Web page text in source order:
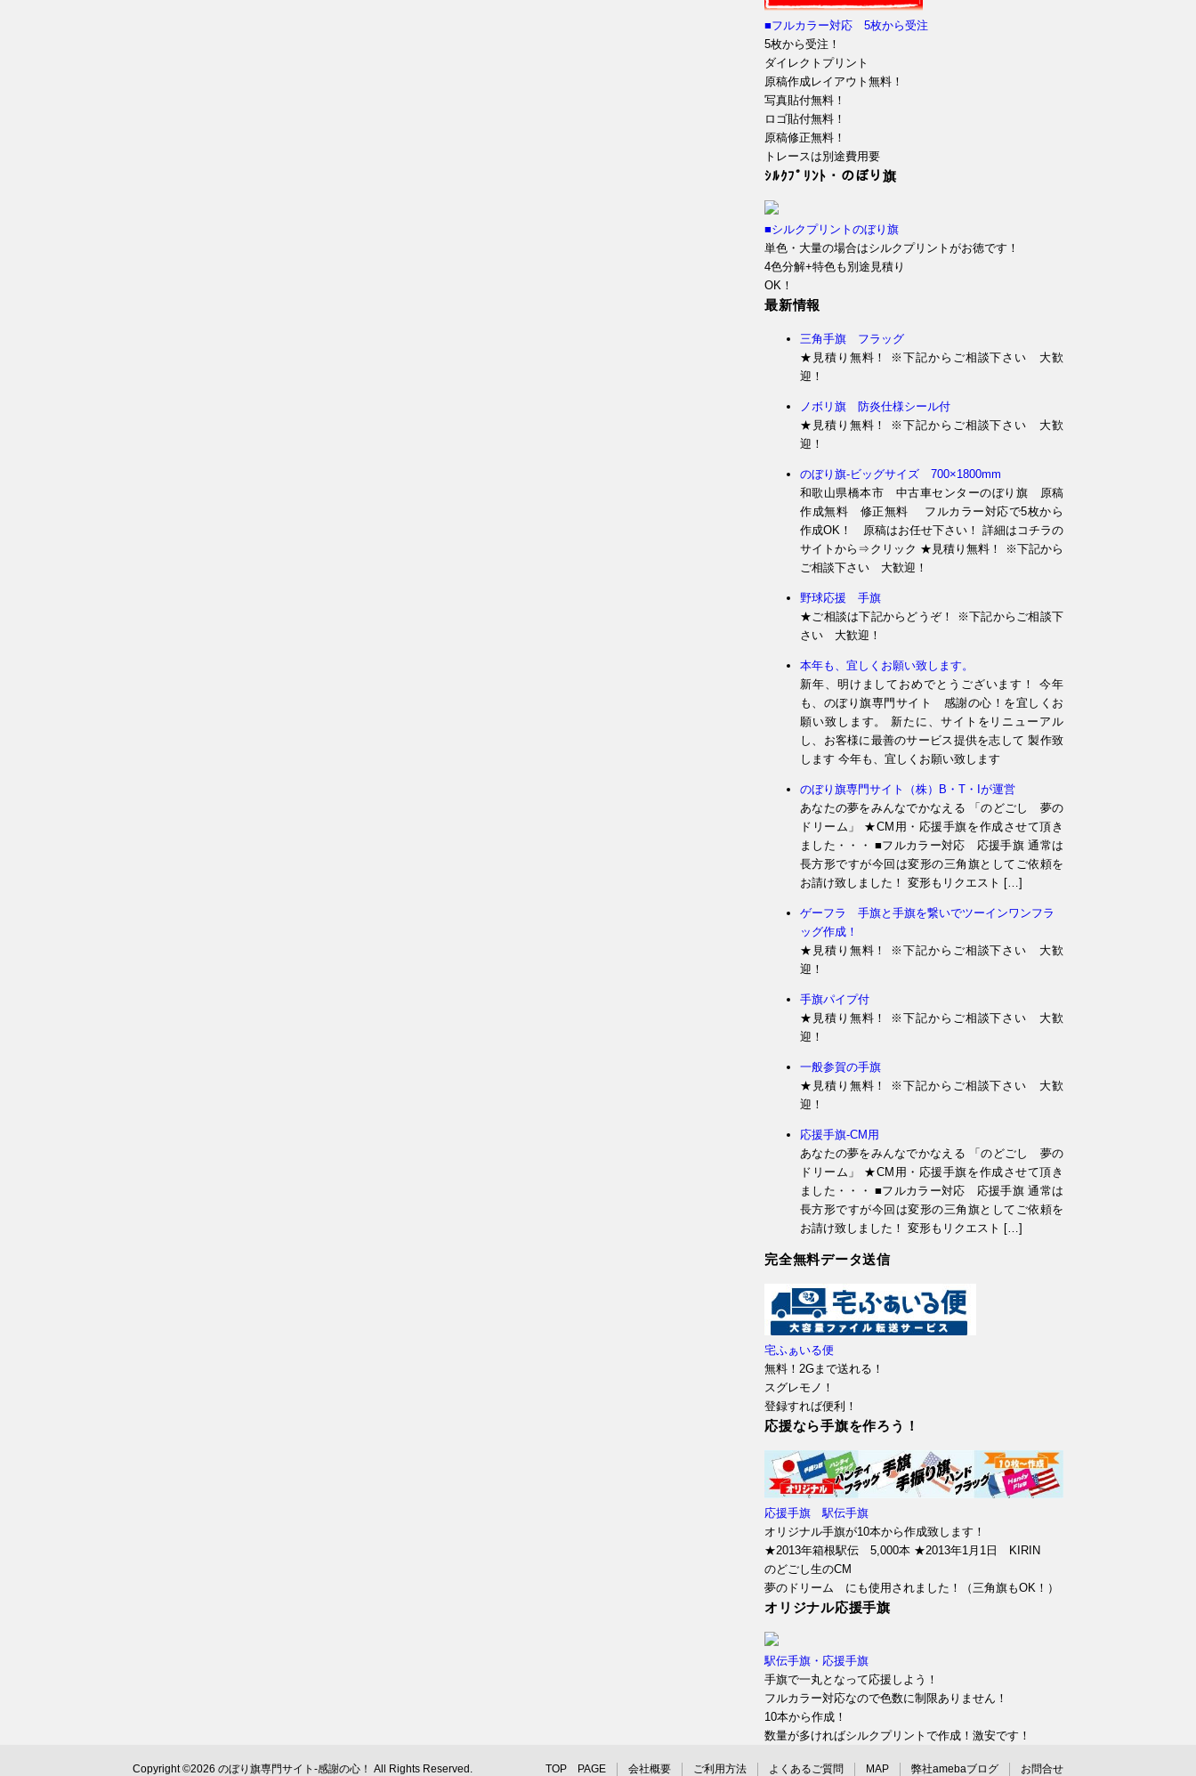
■フルカラー対応 5枚から受注
5枚から受注！
ダイレクトプリント
原稿作成レイアウト無料！
写真貼付無料！
ロゴ貼付無料！
原稿修正無料！
トレースは別途費用要
ｼﾙｸﾌﾟﾘﾝﾄ・のぼり旗
■シルクプリントのぼり旗
単色・大量の場合はシルクプリントがお徳です！
4色分解+特色も別途見積り
OK！
最新情報
三角手旗 フラッグ
★見積り無料！ ※下記からご相談下さい 大歓
迎！
ノボリ旗 防炎仕様シール付
★見積り無料！ ※下記からご相談下さい 大歓
迎！
のぼり旗-ビッグサイズ 700×1800mm
和歌山県橋本市 中古車センターのぼり旗 原稿
作成無料 修正無料 フルカラー対応で5枚から
作成OK！ 原稿はお任せ下さい！ 詳細はコチラの
サイトから⇒クリック ★見積り無料！ ※下記から
ご相談下さい 大歓迎！
野球応援 手旗
★ご相談は下記からどうぞ！ ※下記からご相談下
さい 大歓迎！
本年も、宜しくお願い致します。
新年、明けましておめでとうございます！ 今年
も、のぼり旗専門サイト 感謝の心！を宜しくお
願い致します。 新たに、サイトをリニューアル
し、お客様に最善のサービス提供を志して 製作致
します 今年も、宜しくお願い致します
のぼり旗専門サイト（株）B・T・Iが運営
あなたの夢をみんなでかなえる 「のどごし 夢の
ドリーム」 ★CM用・応援手旗を作成させて頂き
ました・・・ ■フルカラー対応 応援手旗 通常は
長方形ですが今回は変形の三角旗としてご依頼を
お請け致しました！ 変形もリクエスト […]
ゲーフラ 手旗と手旗を繋いでツーインワンフラ
ッグ作成！
★見積り無料！ ※下記からご相談下さい 大歓
迎！
手旗パイプ付
★見積り無料！ ※下記からご相談下さい 大歓
迎！
一般参賀の手旗
★見積り無料！ ※下記からご相談下さい 大歓
迎！
応援手旗-CM用
あなたの夢をみんなでかなえる 「のどごし 夢の
ドリーム」 ★CM用・応援手旗を作成させて頂き
ました・・・ ■フルカラー対応 応援手旗 通常は
長方形ですが今回は変形の三角旗としてご依頼を
お請け致しました！ 変形もリクエスト […]
完全無料データ送信
宅ふぁいる便
無料！2Gまで送れる！
スグレモノ！
登録すれば便利！
応援なら手旗を作ろう！
応援手旗 駅伝手旗
オリジナル手旗が10本から作成致します！
★2013年箱根駅伝 5,000本 ★2013年1月1日 KIRIN
のどごし生のCM
夢のドリーム にも使用されました！（三角旗もOK！）
オリジナル応援手旗
駅伝手旗・応援手旗
手旗で一丸となって応援しよう！
フルカラー対応なので色数に制限ありません！
10本から作成！
数量が多ければシルクプリントで作成！激安です！
Copyright ©2026 のぼり旗専門サイト-感謝の心！ All Rights Reserved. TOP PAGE 会社概要 ご利用方法 よくあるご質問 MAP 弊社amebaブログ お問合せ